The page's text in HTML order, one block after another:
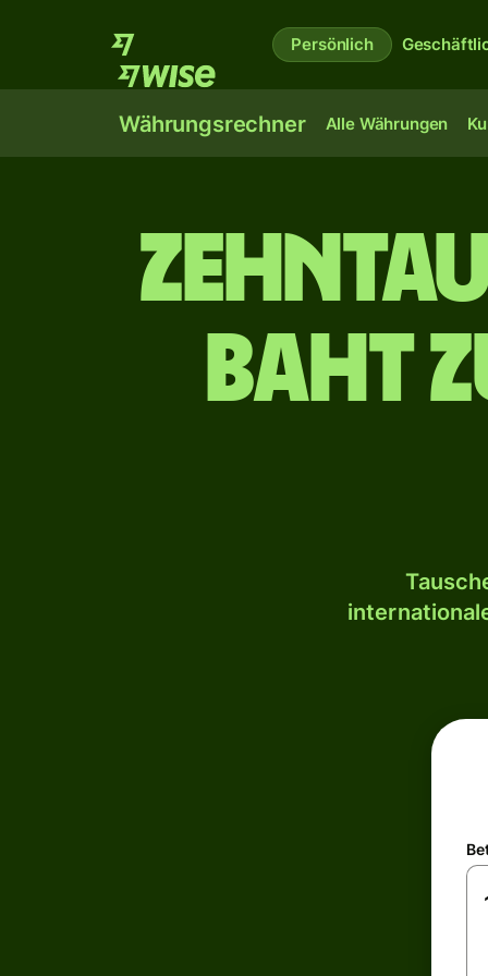
Persönlich
Währungsrechner Alle Währungen
Baht